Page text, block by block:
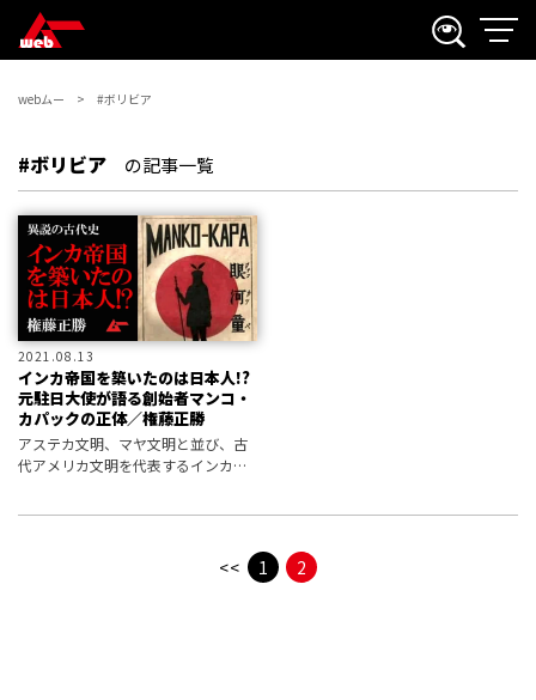
webムー #ボリビア
#ボリビア の記事一覧
2021.08.13
インカ帝国を築いたのは日本人!?
元駐日大使が語る創始者マンコ・
カパックの正体／権藤正勝
アステカ文明、マヤ文明と並び、古
代アメリカ文明を代表するインカ帝
<< 1 2